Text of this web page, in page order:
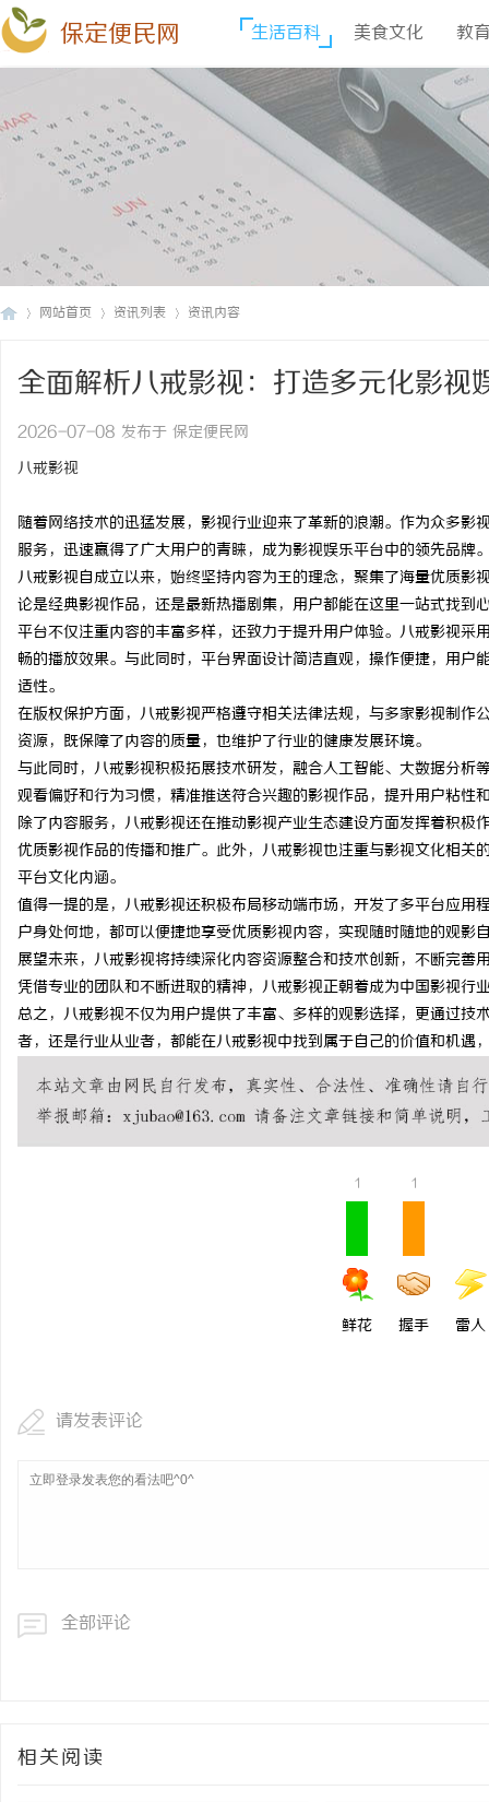
保定便民网 生活百科 美食文化 教
网站首页 资讯列表 资讯内容
全面解析八戒影视：打造多元化影视
2026-07-08 发布于 保定便民网
八戒影视
随着网络技术的迅猛发展，影视行业迎来了革新的浪潮。作为众多
服务，迅速赢得了广大用户的青睐，成为影视娱乐平台中的领先品牌
八戒影视自成立以来，始终坚持内容为王的理念，聚集了海量优质
论是经典影视作品，还是最新热播剧集，用户都能在这里一站式找到
平台不仅注重内容的丰富多样，还致力于提升用户体验。八戒影视
畅的播放效果。与此同时，平台界面设计简洁直观，操作便捷，用
适性。
在版权保护方面，八戒影视严格遵守相关法律法规，与多家影视制
资源，既保障了内容的质量，也维护了行业的健康发展环境。
与此同时，八戒影视积极拓展技术研发，融合人工智能、大数据分
观看偏好和行为习惯，精准推送符合兴趣的影视作品，提升用户粘性
除了内容服务，八戒影视还在推动影视产业生态建设方面发挥着积
优质影视作品的传播和推广。此外，八戒影视也注重与影视文化相
平台文化内涵。
值得一提的是，八戒影视还积极布局移动端市场，开发了多平台应
户身处何地，都可以便捷地享受优质影视内容，实现随时随地的观影
展望未来，八戒影视将持续深化内容资源整合和技术创新，不断完
凭借专业的团队和不断进取的精神，八戒影视正朝着成为中国影视行
总之，八戒影视不仅为用户提供了丰富、多样的观影选择，更通过
者，还是行业从业者，都能在八戒影视中找到属于自己的价值和机遇
1
鲜花
1
握手 雷人
请发表评论
全部评论
相关阅读
550FC30耐磨改性颗粒
选择